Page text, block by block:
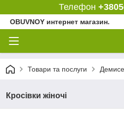
Телефон
OBUVNOY интернет магазин.
Товари та послуги
Кросівки жіночі